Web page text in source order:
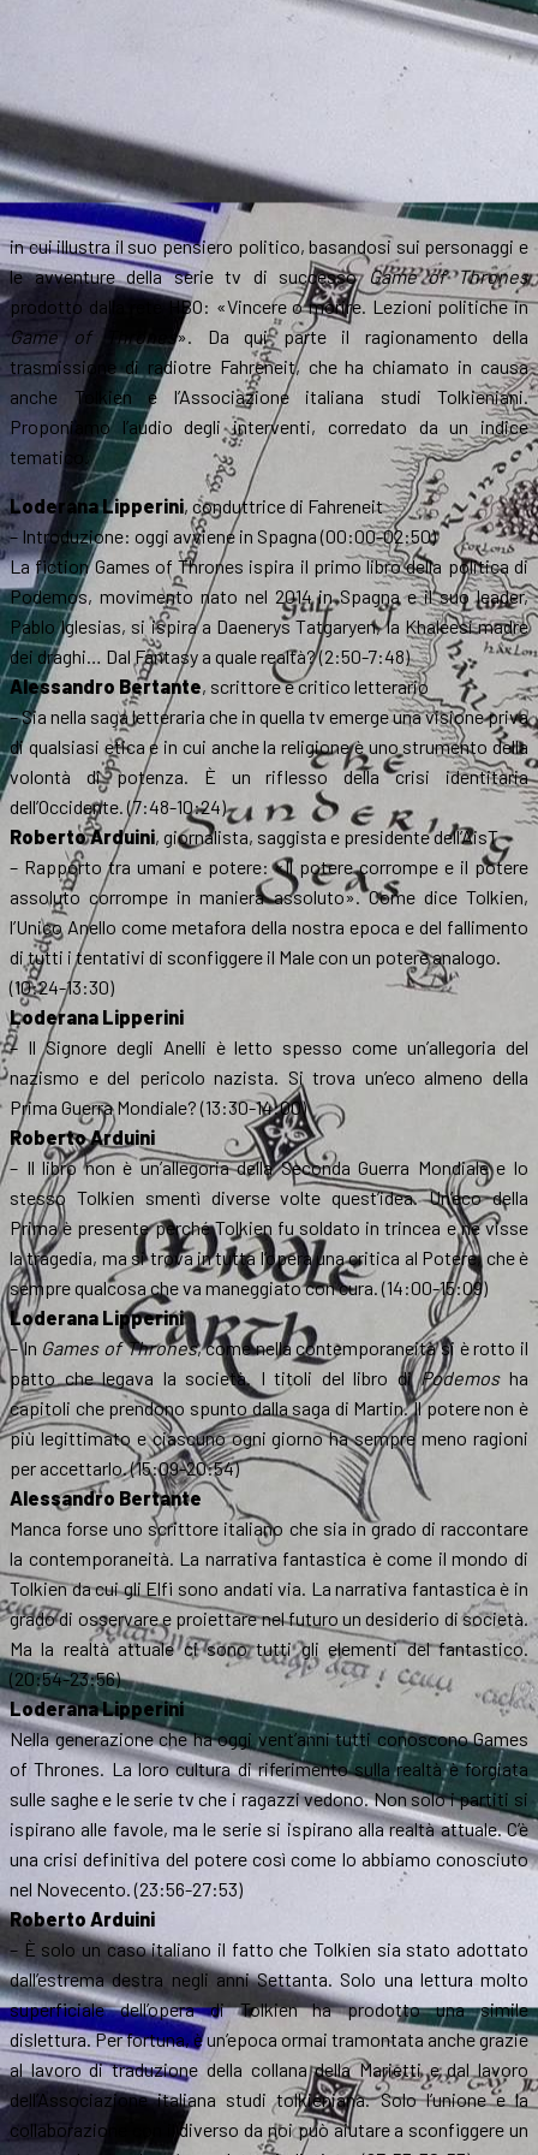
in cui illustra il suo pensiero politico, basandosi sui personaggi e
le avventure della serie tv di successo Game of Thrones
prodotto dalla rete HBO: «Vincere o morire. Lezioni politiche in
Game of Thrones». Da qui parte il ragionamento della
trasmissione di radiotre Fahreneit, che ha chiamato in causa
anche Tolkien e l’Associazione italiana studi Tolkieniani.
Proponiamo l’audio degli interventi, corredato da un indice
tematico.
Loderana Lipperini, conduttrice di Fahreneit
– Introduzione: oggi avviene in Spagna (00:00-02:50)
La fiction Games of Thrones ispira il primo libro della politica di
Podemos, movimento nato nel 2014 in Spagna e il suo leader,
Pablo Iglesias, si ispira a Daenerys Tatgaryen, la Khaleesi madre
dei draghi… Dal Fantasy a quale realtà? (2:50-7:48)
Alessandro Bertante, scrittore e critico letterario
– Sia nella saga letteraria che in quella tv emerge una visione priva
di qualsiasi etica e in cui anche la religione è uno strumento della
volontà di potenza. È un riflesso della crisi identitaria
dell’Occidente. (7:48-10:24)
Roberto Arduini, giornalista, saggista e presidente dell’AisT
– Rapporto tra umani e potere: «Il potere corrompe e il potere
assoluto corrompe in maniera assoluto». Come dice Tolkien,
l’Unico Anello come metafora della nostra epoca e del fallimento
di tutti i tentativi di sconfiggere il Male con un potere analogo.
(10:24-13:30)
Loderana Lipperini
– Il Signore degli Anelli è letto spesso come un’allegoria del
nazismo e del pericolo nazista. Si trova un’eco almeno della
Prima Guerra Mondiale? (13:30-14:00)
Roberto Arduini
– Il libro non è un’allegoria della Seconda Guerra Mondiale e lo
stesso Tolkien smentì diverse volte quest’idea. Un’eco della
Prima è presente perché Tolkien fu soldato in trincea e ne visse
la tragedia, ma si trova in tutta l’opera una critica al Potere, che è
sempre qualcosa che va maneggiato con cura. (14:00-15:09)
Loderana Lipperini
– In Games of Thrones, come nella contemporaneità si è rotto il
patto che legava la società. I titoli del libro diPodemosha
capitoli che prendono spunto dalla saga di Martin. Il potere non è
più legittimato e ciascuno ogni giorno ha sempre meno ragioni
per accettarlo. (15:09-20:54)
Alessandro Bertante
Manca forse uno scrittore italiano che sia in grado di raccontare
la contemporaneità. La narrativa fantastica è come il mondo di
Tolkien da cui gli Elfi sono andati via. La narrativa fantastica è in
grado di osservare e proiettare nel futuro un desiderio di società.
Ma la realtà attuale ci sono tutti gli elementi del fantastico.
(20:54-23:56)
Loderana Lipperini
Nella generazione che ha oggi vent’anni tutti conoscono Games
of Thrones. La loro cultura di riferimento sulla realtà è forgiata
sulle saghe e le serie tv che i ragazzi vedono. Non solo i partiti si
ispirano alle favole, ma le serie si ispirano alla realtà attuale. C’è
una crisi definitiva del potere così come lo abbiamo conosciuto
nel Novecento. (23:56-27:53)
Roberto Arduini
– È solo un caso italiano il fatto che Tolkien sia stato adottato
dall’estrema destra negli anni Settanta. Solo una lettura molto
superficiale dell’opera di Tolkien ha prodotto una simile
dislettura. Per fortuna, è un’epoca ormai tramontata anche grazie
al lavoro di traduzione della collana della Marietti e dal lavoro
dell’Associazione italiana studi tolkieniana. Solo l’unione e la
collaborazione con il diverso da noi può aiutare a sconfiggere un